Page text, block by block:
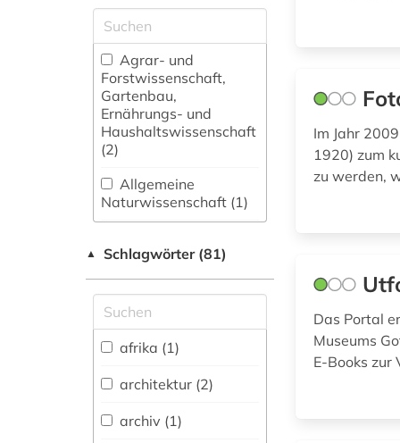
Agrar- und
Forstwissenschaft,
Gartenbau,
Ernährungs- und
Haushaltswissenschaft
(2)
Allgemeine
Naturwissenschaft (1)
fachübergreifende
Allgemeine und
vergleichende Sprach-
und
Literaturwissenschaft.
Indogermanistik.
Außereuropäische
Sprachen und
Literaturen (0)
▲ Schlagwörter (81)
afrika (1)
architektur (2)
archiv (1)
Im Jahr
1920) zum
zu werden,
Das Portal
Museums
E-Books zur